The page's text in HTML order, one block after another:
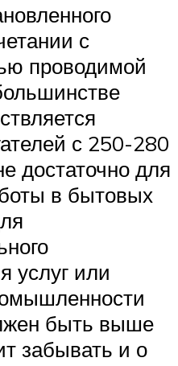
с
проводимой
с 250-280
достаточно для
в бытовых
услуг или
быть выше
забывать и о